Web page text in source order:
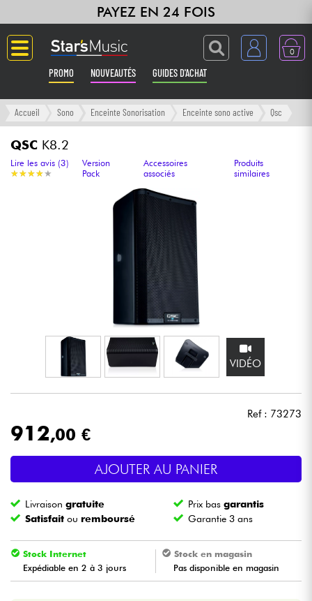
PAYEZ EN 24 FOIS
0
PROMO NOUVEAUTÉS GUIDES D'ACHAT
Langue
Guitares & Basses
Amplis & Effets
Claviers & Pianos
Synthés & Sampleurs
Micros & HF
Sono
Batteries & Percu
Violons & Quatuor
Accueil Sono Enceinte Sonorisation Enceinte sono active Qsc
QSC K8.2
★★★★★
★★★★★
Lire les avis (3)
Version
Pack
Accessoires
associés
Produits
similaires
VIDÉO
Ref : 73273
912,00 €
AJOUTER AU PANIER
Livraisongratuite Prix basgarantis
Satisfait ou remboursé Garantie 3 ans
Stock Internet
Expédiable en 2 à 3 jours
Stock en magasin
Pas disponible en magasin